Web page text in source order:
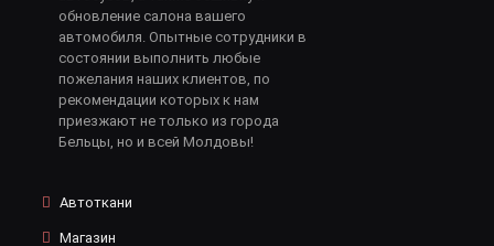
обновление салона вашего
автомобиля. Опытные сотрудники в
состоянии выполнить любые
пожелания наших клиентов, по
рекомендации которых к нам
приезжают не только из города
Бельцы, но и всей Молдовы!
Автоткани
Магазин